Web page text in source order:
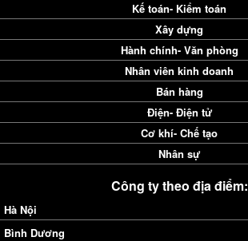
Kế toán- Kiểm toán
Xây dựng
Hành chính- Văn phòng
Nhân viên kinh doanh
Bán hàng
Điện- Điện tử
Cơ khí- Chế tạo
Nhân sự
Công ty theo địa điểm:
Hà Nội
Bình Dương